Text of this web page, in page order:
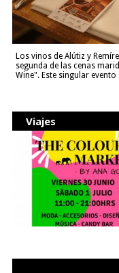
Los vinos de Alútiz y
segunda de las cenas
Wine". Este singular
Viajes